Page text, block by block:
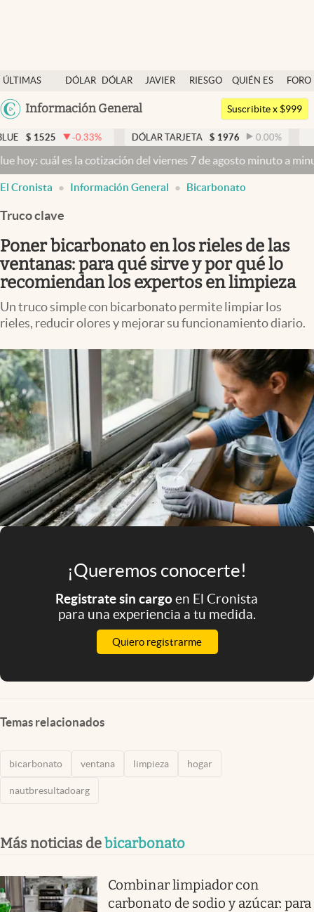
ÚLTIMAS
NOTICIAS
DÓLAR
DÓLAR
JAVIER
RIESGO
QUIÉN ES
QUIÉN
FORO
Argentina
México
Información General
Dólar
Members
Economía y Política
Finanzas y Mercados
Mercados Online
Negocios
Columnistas
Otras secciones
Infotechnology
Clase
Clima
Mundial 2026
Eventos Corporativos
El Cronista Studio
Mediakit
abre en nueva pestaña
Argentina
Suscribite x $999
% DÓLAR TARJETA $ 1976 0.00% DÓLAR MEP
cotización del viernes 7 de agosto minuto a minutoDólar hoy y
El Cronista Información General Bicarbonato
Truco clave
Poner bicarbonato en los rieles de las
ventanas: para qué sirve y por qué lo
recomiendan los expertos en limpieza
Un truco simple con bicarbonato permite limpiar los
rieles, reducir olores y mejorar su funcionamiento diario.
¡Queremos conocerte!
Registrate sin cargoen El Cronista
para una experiencia a tu medida.
Quiero registrarme
Temas relacionados
bicarbonato ventana limpieza hogar
nautbresultadoarg
Más noticias debicarbonato
Combinar limpiador con
carbonato de sodio y azúcar: para